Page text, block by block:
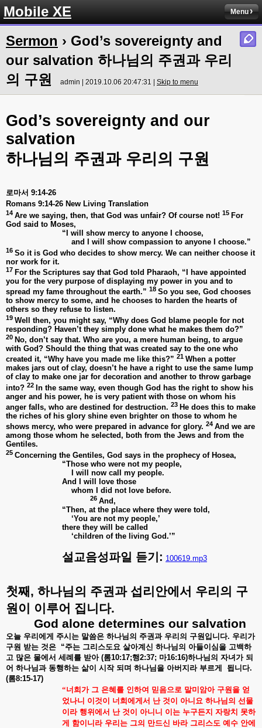
Mobile XE Menu
Sermon › God’s sovereignty and
our salvation 하나님의 주권과 우리
의 구원
admin | 2019.10.06 20:47:31 | Skip to menu
God’s sovereignty and our
salvation
하나님의 주권과 우리의 구원
로마서 9:14-26
Romans 9:14-26 New Living Translation
14 Are we saying, then, that God was unfair? Of course not! 15 For
God said to Moses,
“I will show mercy to anyone I choose,
and I will show compassion to anyone I choose.”
16 So it is God who decides to show mercy. We can neither choose it
nor work for it.
17 For the Scriptures say that God told Pharaoh, “I have appointed
you for the very purpose of displaying my power in you and to
spread my fame throughout the earth.” 18 So you see, God chooses
to show mercy to some, and he chooses to harden the hearts of
others so they refuse to listen.
19 Well then, you might say, “Why does God blame people for not
responding? Haven’t they simply done what he makes them do?”
20 No, don’t say that. Who are you, a mere human being, to argue
with God? Should the thing that was created say to the one who
created it, “Why have you made me like this?” 21 When a potter
makes jars out of clay, doesn’t he have a right to use the same lump
of clay to make one jar for decoration and another to throw garbage
into? 22 In the same way, even though God has the right to show his
anger and his power, he is very patient with those on whom his
anger falls, who are destined for destruction. 23 He does this to make
the riches of his glory shine even brighter on those to whom he
shows mercy, who were prepared in advance for glory. 24 And we are
among those whom he selected, both from the Jews and from the
Gentiles.
25 Concerning the Gentiles, God says in the prophecy of Hosea,
“Those who were not my people,
I will now call my people.
And I will love those
whom I did not love before.
26 And,
“Then, at the place where they were told,
‘You are not my people,’
there they will be called
‘children of the living God.’”
설교음성파일 듣기: 100619.mp3
첫째 , 하나님의 주권과 섭리안에서 우리의 구
원이
이루어 집니다.
God alone determines our salvation
오늘 우리에게 주시는 말씀은 하나님의 주권과 우리의 구원입니다. 우리가
구원 받는 것은 “주는 그리스도요 살아계신 하나님의 아들이심을 고백하
고 많은 물에서 세례를 받아(롬10:17;행2:37; 마16:16)하나님의 자녀가 되
어 하나님과 동행하는 삶이 시작 되며 하나님을 아버지라 부르게 됩니다.
(롬8:15-17)
“너희가 그 은혜를 인하여 믿음으로 말미암아 구원을 얻
었나니 이것이 너희에게서 난 것이 아니요 하나님의 선물
이라 행위에서 난 것이 아니니 이는 누구든지 자랑치 못하
게 함이니라 우리는 그의 만드신 바라 그리스도 예수 안에